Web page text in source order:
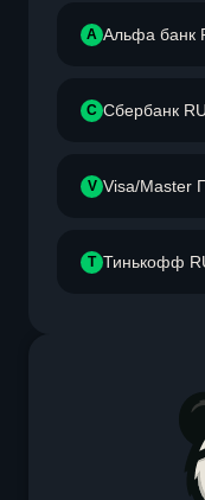
А Альфа банк
С Сбербанк
V Visa/Master
Т Тинькофф